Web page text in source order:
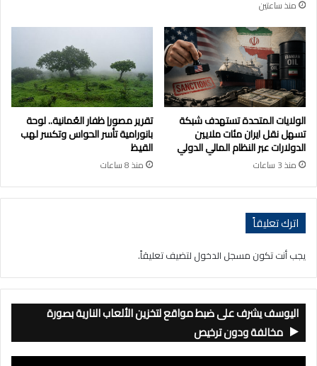
منذ ساعتين
الولايات المتحدة تستهدف شبكة
تسهل نقل ايران مئات ملايين
الدولارات عبر النظام المالي الدولي
منذ 3 ساعات
تقرير مصور| ظفار العُمانية.. لوحة
بانورامية تأسر الحواس وتكسر لهب
القيظ
منذ 8 ساعات
اترك تعليقاً
يجب أنت تكون مسجل الدخول لتضيف تعليقاً.
اليوسف يشرف على ضبط مواقع لتخزين الألعاب النارية بصورة
مخالفة ودون ترخيص